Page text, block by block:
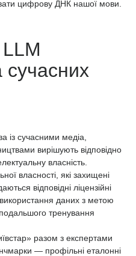
цифрову ДНК нашої мови.
сучасних
із сучасними медіа,
вирішують відповідно
власність.
власності, які захищені
відповідні ліцензійні
даних з метою
тренування
разом з експертами
— профільні еталонні